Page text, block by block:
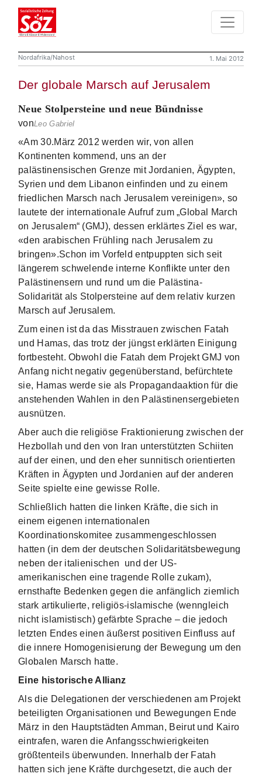
Nordafrika/Nahost 1. Mai 2012
Der globale Marsch auf Jerusalem
Neue Stolpersteine und neue Bündnisse
vonLeo Gabriel
«Am 30.März 2012 werden wir, von allen
Kontinenten kommend, uns an der
palästinensischen Grenze mit Jordanien, Ägypten,
Syrien und dem Libanon einfinden und zu einem
friedlichen Marsch nach Jerusalem vereinigen», so
lautete der internationale Aufruf zum „Global March
on Jerusalem“ (GMJ), dessen erklärtes Ziel es war,
«den arabischen Frühling nach Jerusalem zu
bringen».Schon im Vorfeld entpuppten sich seit
längerem schwelende interne Konflikte unter den
Palästinensern und rund um die Palästina-
Solidarität als Stolpersteine auf dem relativ kurzen
Marsch auf Jerusalem.
Zum einen ist da das Misstrauen zwischen Fatah
und Hamas, das trotz der jüngst erklärten Einigung
fortbesteht. Obwohl die Fatah dem Projekt GMJ von
Anfang nicht negativ gegenüberstand, befürchtete
sie, Hamas werde sie als Propagandaaktion für die
anstehenden Wahlen in den Palästinensergebieten
ausnützen.
Aber auch die religiöse Fraktionierung zwischen der
Hezbollah und den von Iran unterstützten Schiiten
auf der einen, und den eher sunnitisch orientierten
Kräften in Ägypten und Jordanien auf der anderen
Seite spielte eine gewisse Rolle.
Schließlich hatten die linken Kräfte, die sich in
einem eigenen internationalen
Koordinationskomitee zusammengeschlossen
hatten (in dem der deutschen Solidaritätsbewegung
neben der italienischen und der US-
amerikanischen eine tragende Rolle zukam),
ernsthafte Bedenken gegen die anfänglich ziemlich
stark artikulierte, religiös-islamische (wenngleich
nicht islamistisch) gefärbte Sprache – die jedoch
letzten Endes einen äußerst positiven Einfluss auf
die innere Homogenisierung der Bewegung um den
Globalen Marsch hatte.
Eine historische Allianz
Als die Delegationen der verschiedenen am Projekt
beteiligten Organisationen und Bewegungen Ende
März in den Hauptstädten Amman, Beirut und Kairo
eintrafen, waren die Anfangsschwierigkeiten
größtenteils überwunden. Innerhalb der Fatah
hatten sich jene Kräfte durchgesetzt, die auch der